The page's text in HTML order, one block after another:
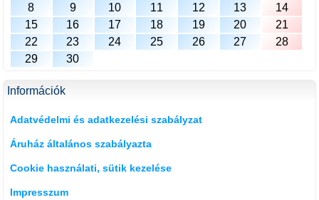
8
9 10 11 12 13
14
15
16 17 18 19 20
21
22
23 24 25 26 27
28
29
30
Információk
Adatvédelmi és adatkezelési szabályzat
Áruház általános szabályazta
Cookie használati, sütik kezelése
Impresszum